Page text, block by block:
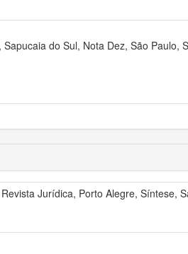
do Sul, Nota Dez, São Paulo,
Jurídica, Porto Alegre, Síntese,